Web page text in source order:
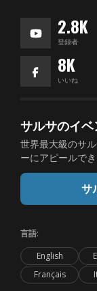
2.8K
登録者
8K
いいね
サルサのイ
世界最大級のサ
ーにアピールでき
サ
言語:
English
Français